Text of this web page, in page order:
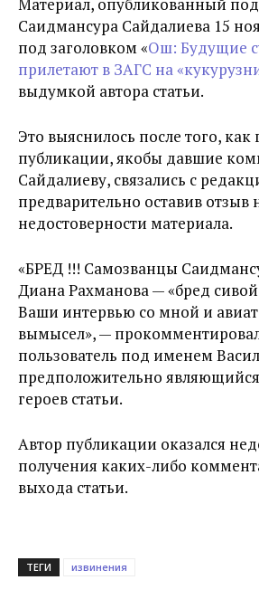
Саидмансура Сайдалиева 15
под заголовком «Ош: Будущие
прилетают в ЗАГС на
выдумкой автора статьи.
Это выяснилось после того, как
публикации, якобы давшие
Сайдалиеву, связались с
предварительно оставив отзыв
недостоверности материала.
«БРЕД !!! Самозванцы
Диана Рахманова — «бред
Ваши интервью со мной и
вымысел», —
пользователь под именем
предположительно
героев статьи.
Автор публикации оказался
получения каких-либо
выхода статьи.
ТЕГИ извинения